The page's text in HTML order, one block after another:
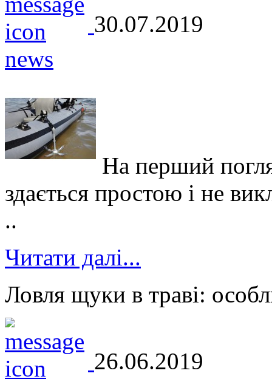
30.07.2019
На перший
здається простою і не
..
Читати далі...
Ловля щуки в траві:
26.06.2019